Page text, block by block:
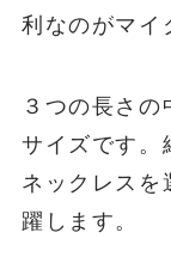
利なのがマイ
３つの長さ
サイズです。
ネックレスを
躍します。